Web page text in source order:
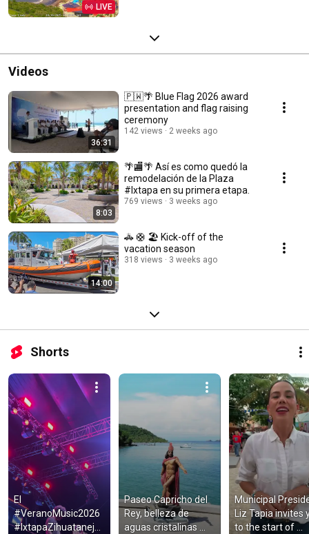
LIVE
Videos
36:31
🇵🇼🌴 Blue Flag 2026 award
presentation and flag raising
ceremony
142 views 2 weeks ago
8:03
🌴🏬🌴 Así es como quedó la
remodelación de la Plaza
#Ixtapa en su primera etapa.
769 views 3 weeks ago
14:00
🚓 🛟 🏖️ Kick-off of the
vacation season
318 views 3 weeks ago
Shorts
El
#VeranoMusic2026
#IxtapaZihuatanejo
Paseo Capricho del
Rey, belleza de
aguas cristalinas
Municipal
Liz Tapia invites
to the start of